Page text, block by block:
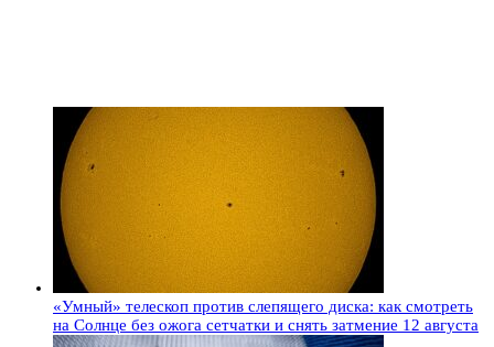
«Умный» телескоп против слепящего диска: как смотреть
на Солнце без ожога сетчатки и снять затмение 12 августа